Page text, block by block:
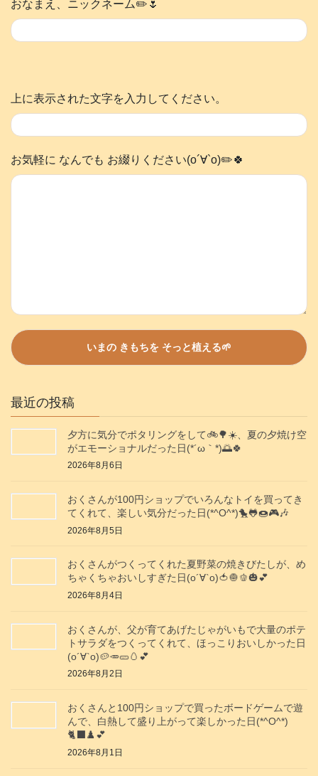
おなまえ、ニックネーム✏️🌷
上に表示された文字を入力してください。
お気軽に なんでも お綴りください(о´∀`о)✏️🍀
最近の投稿
夕方に気分でポタリングをして🚲️🌳☀️、夏の夕焼け空
がエモーショナルだった日(⁠*⁠´⁠ω⁠｀⁠*⁠)🌅🍀
2026年8月6日
おくさんが100円ショップでいろんなトイを買ってき
てくれて、楽しい気分だった日(*^O^*)🐤🐸🍩🎮️🎶
2026年8月5日
おくさんがつくってくれた夏野菜の焼きびたしが、め
ちゃくちゃおいしすぎた日(о´∀`о)🍅🧅🫑🎃💕
2026年8月4日
おくさんが、父が育てあげたじゃがいもで大量のポテ
トサラダをつくってくれて、ほっこりおいしかった日
(о´∀`о)🥔🥕🥒🥚💕
2026年8月2日
おくさんと100円ショップで買ったボードゲームで遊
んで、白熱して盛り上がって楽しかった日(*^O^*)
🐈‍⬛♟️💕
2026年8月1日